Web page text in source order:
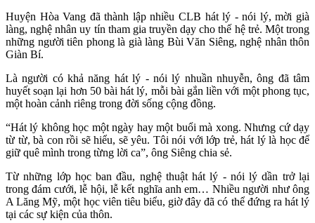
Huyện Hòa Vang đã thành lập nhiều CLB hát lý - nói lý, mời già
làng, nghệ nhân uy tín tham gia truyền dạy cho thế hệ trẻ. Một trong
những người tiên phong là già làng Bùi Văn Siêng, nghệ nhân thôn
Giàn Bí.
Là người có khả năng hát lý - nói lý nhuần nhuyễn, ông đã tâm
huyết soạn lại hơn 50 bài hát lý, mỗi bài gắn liền với một phong tục,
một hoàn cảnh riêng trong đời sống cộng đồng.
“Hát lý không học một ngày hay một buổi mà xong. Nhưng cứ dạy
từ từ, bà con rồi sẽ hiểu, sẽ yêu. Tôi nói với lớp trẻ, hát lý là học để
giữ quê mình trong từng lời ca”, ông Siêng chia sẻ.
Từ những lớp học ban đầu, nghệ thuật hát lý - nói lý dần trở lại
trong đám cưới, lễ hội, lễ kết nghĩa anh em… Nhiều người như ông
A Lăng Mỹ, một học viên tiêu biểu, giờ đây đã có thể đứng ra hát lý
tại các sự kiện của thôn.